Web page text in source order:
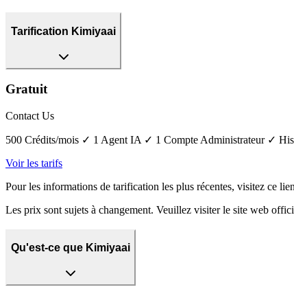
Tarification Kimiyaai
Gratuit
Contact Us
500 Crédits/mois ✓ 1 Agent IA ✓ 1 Compte Administrateur ✓
Voir les tarifs
Pour les informations de tarification les plus récentes, visitez ce
Les prix sont sujets à changement. Veuillez visiter le site web
Qu'est-ce que Kimiyaai